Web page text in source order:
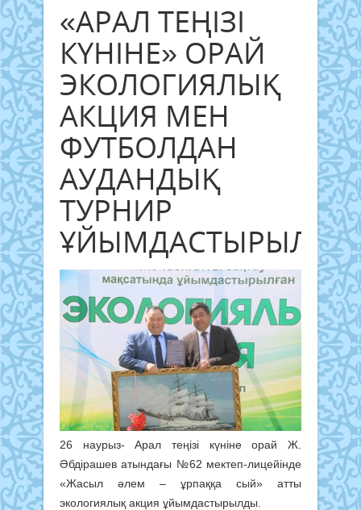
«АРАЛ ТЕҢІЗІ
КҮНІНЕ» ОРАЙ
ЭКОЛОГИЯЛЫҚ
АКЦИЯ МЕН
ФУТБОЛДАН
АУДАНДЫҚ
ТУРНИР
ҰЙЫМДАСТЫРЫЛДЫ
26 наурыз- Арал теңізі күніне орай Ж.
Әбдірашев атындағы №62 мектеп-лицейінде
«Жасыл әлем – ұрпаққа сый» атты
экологиялық акция ұйымдастырылды.